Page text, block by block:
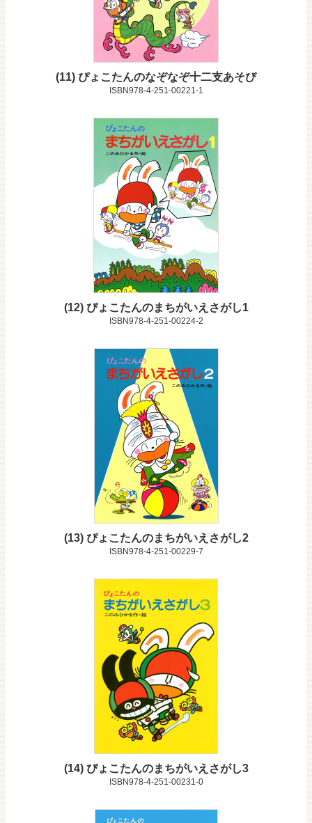
11 ぴょこたんのなぞなぞ十二支あそび
ISBN978-4-251-00221-1
12 ぴょこたんのまちがいえさがし1
ISBN978-4-251-00224-2
13 ぴょこたんのまちがいえさがし2
ISBN978-4-251-00229-7
14 ぴょこたんのまちがいえさがし3
ISBN978-4-251-00231-0